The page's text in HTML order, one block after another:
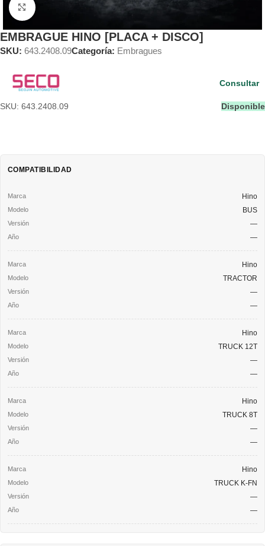
Clic para ampliar
EMBRAGUE HINO [PLACA + DISCO]
SKU: 643.2408.09Categoría: Embragues
SKU: 643.2408.09 Disponible
Consultar
COMPATIBILIDAD
Hino
BUS
—
—
Hino
TRACTOR
—
—
Hino
TRUCK 12T
—
—
Hino
TRUCK 8T
—
—
Hino
TRUCK K-FN
—
—